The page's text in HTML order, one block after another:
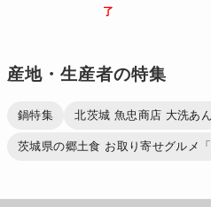
了
産地・生産者の特集
鍋特集 北茨城 魚忠商店 大洗あ
茨城県の郷土食 お取り寄せグルメ「